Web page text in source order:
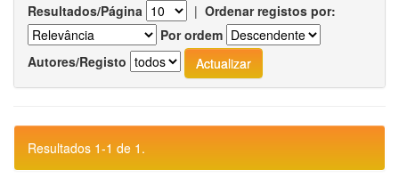
Resultados/Página | Ordenar registos por:
Por ordem
Autores/Registo
Resultados 1-1 de 1.